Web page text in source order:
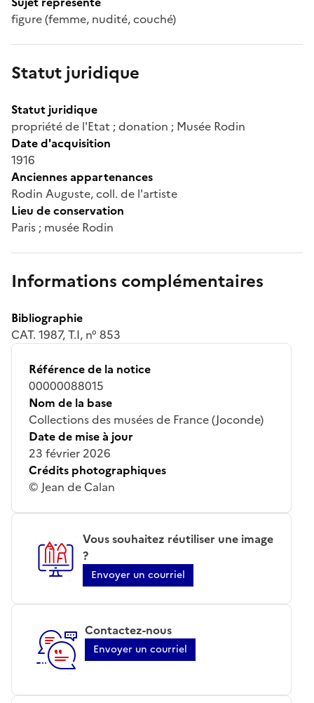
figure (femme, nudité, couché)
Statut juridique
Statut juridique
propriété de l'Etat ; donation ; Musée Rodin
Date d'acquisition
1916
Anciennes appartenances
Rodin Auguste, coll. de l'artiste
Lieu de conservation
Paris ; musée Rodin
Informations complémentaires
Bibliographie
CAT. 1987, T.I, n° 853
Référence de la notice
00000088015
Nom de la base
Collections des musées de France (Joconde)
Date de mise à jour
23 février 2026
Crédits photographiques
© Jean de Calan
Vous souhaitez réutiliser une image
?
Envoyer un courriel
Contactez-nous
Envoyer un courriel